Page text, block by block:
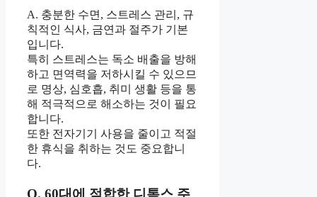
A. 충분한 수면, 스트레스 관리, 규
칙적인 식사, 금연과 절주가 기본
입니다.
특히 스트레스는 독소 배출을 방해
하고 면역력을 저하시킬 수 있으므
로 명상, 심호흡, 취미 생활 등을 통
해 적극적으로 해소하는 것이 필요
합니다.
또한 전자기기 사용을 줄이고 적절
한 휴식을 취하는 것도 중요합니
다.
Q. 60대에 적합한 디톡스 주